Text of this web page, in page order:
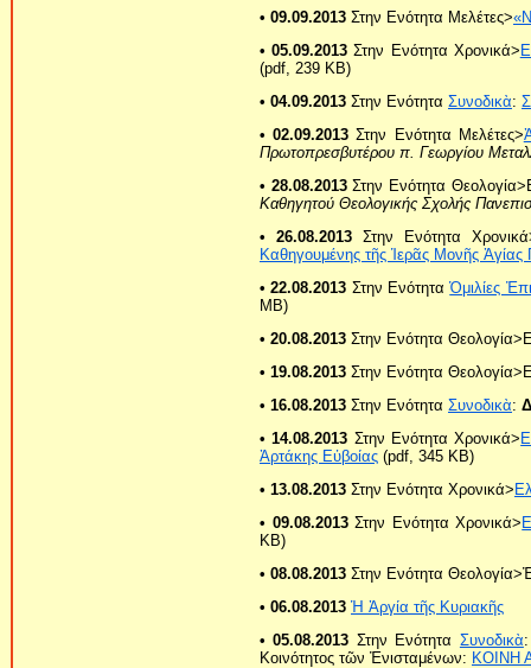
• 09.09.2013 Στην Ενότητα Μελέτες>
• 05.09.2013 Στην Ενότητα Χρονικά>
(pdf, 239 KB)
• 04.09.2013 Στην Ενότητα Συνοδικὰ:
• 02.09.2013 Στην Ενότητα Μελέτες>
Πρωτοπρεσβυτέρου π. Γεωργίου
• 28.08.2013Στην Ενότητα
Καθηγητού Θεολογικής Σχολής
• 26.08.2013Στην Ενότητα
Καθηγουμένης τῆς Ἱερᾶς Μονῆς
• 22.08.2013 Στην ΕνότηταὉμιλίες
MB)
• 20.08.2013 Στην Ενότητα
• 19.08.2013 Στην Ενότητα
• 16.08.2013 Στην Ενότητα Συνοδικὰ:
• 14.08.2013 Στην Ενότητα Χρονικά>
Ἀρτάκης Εὐβοίας (pdf, 345 KB)
• 13.08.2013 Στην Ενότητα Χρονικά>
• 09.08.2013Στην Ενότητα Χρονικά>
KB)
• 08.08.2013 Στην Ενότητα
• 06.08.2013 Ἡ Ἀργία τῆς Κυριακῆς
• 05.08.2013 Στην Ενότητα Συνοδικὰ
Κοινότητος τῶν Ἐνισταμένων: ΚΟΙΝΗ